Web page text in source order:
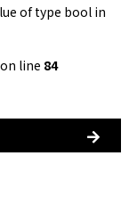
of type bool in
on line 84